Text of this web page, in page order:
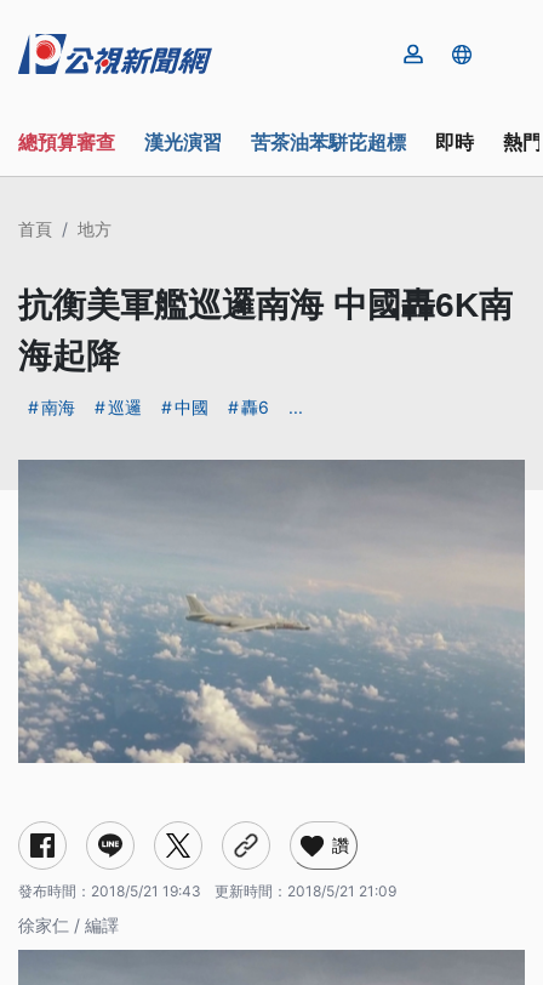
總預算審查 漢光演習 苦茶油苯駢芘超標 即時 熱
首頁 地方
抗衡美軍艦巡邏南海 中國轟6K南
海起降
南海 巡邏 中國 轟6 ...
讚
發布時間： 2018/5/21 19:43 更新時間： 2018/5/21 21:09
徐家仁 / 編譯